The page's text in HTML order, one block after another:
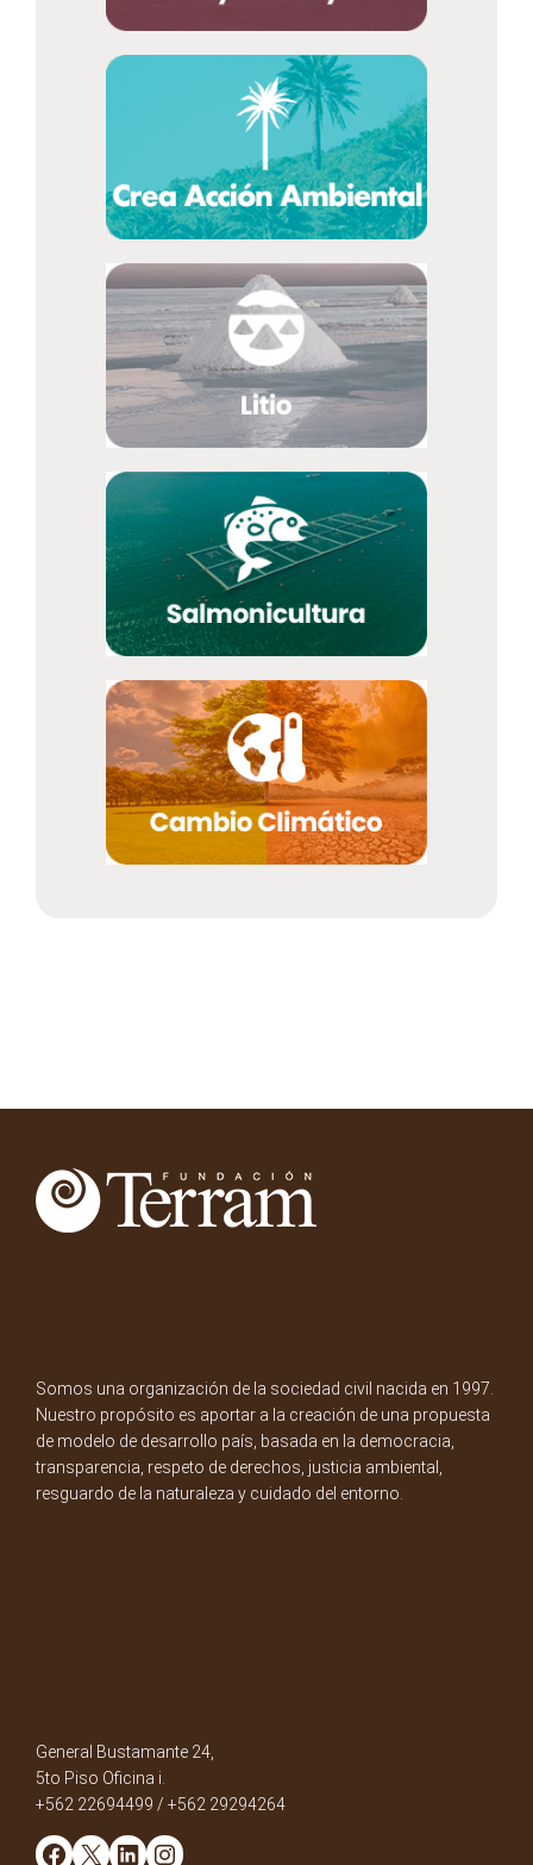
Somos una organización de la sociedad civil nacida en 1997.
Nuestro propósito es aportar a la creación de una propuesta
de modelo de desarrollo país, basada en la democracia,
transparencia, respeto de derechos, justicia ambiental,
resguardo de la naturaleza y cuidado del entorno.
General Bustamante 24,
5to Piso Oficina i.
+562 22694499 / +562 29294264